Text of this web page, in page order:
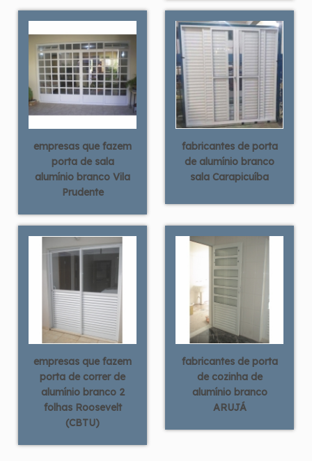
empresas que fazem
porta de sala
alumínio branco Vila
Prudente
fabricantes de porta
de alumínio branco
sala Carapicuíba
empresas que fazem
porta de correr de
alumínio branco 2
folhas Roosevelt
(CBTU)
fabricantes de porta
de cozinha de
alumínio branco
ARUJÁ